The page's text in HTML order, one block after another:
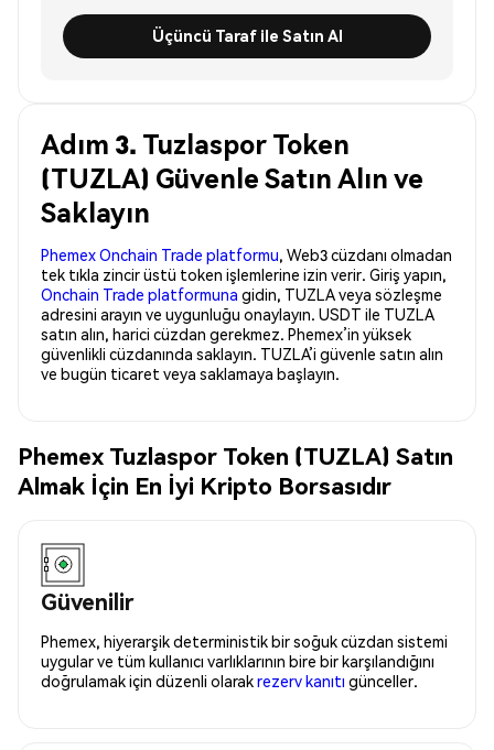
Üçüncü Taraf ile Satın Al
Adım 3. Tuzlaspor Token
(TUZLA) Güvenle Satın Alın ve
Saklayın
Phemex Onchain Trade platformu, Web3 cüzdanı olmadan
tek tıkla zincir üstü token işlemlerine izin verir. Giriş yapın,
Onchain Trade platformuna gidin, TUZLA veya sözleşme
adresini arayın ve uygunluğu onaylayın. USDT ile TUZLA
satın alın, harici cüzdan gerekmez. Phemex’in yüksek
güvenlikli cüzdanında saklayın. TUZLA’i güvenle satın alın
ve bugün ticaret veya saklamaya başlayın.
Phemex Tuzlaspor Token (TUZLA) Satın
Almak İçin En İyi Kripto Borsasıdır
Güvenilir
Phemex, hiyerarşik deterministik bir soğuk cüzdan sistemi
uygular ve tüm kullanıcı varlıklarının bire bir karşılandığını
doğrulamak için düzenli olarakrezerv kanıtı günceller.